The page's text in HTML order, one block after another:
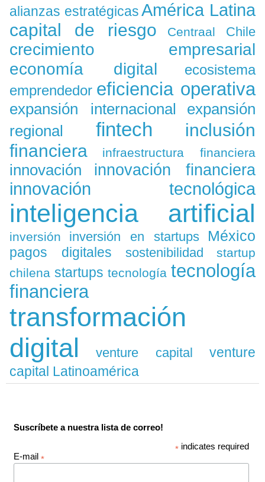
alianzas estratégicas América Latina
capital de riesgo Centraal Chile
crecimiento empresarial
economía digital
ecosistema
emprendedor eficiencia operativa
expansión internacional
expansión
regional
fintech
inclusión
financiera
infraestructura financiera
innovación innovación financiera
innovación tecnológica
inteligencia artificial
inversión inversión en startups México
pagos digitales sostenibilidad
startup
chilena startups tecnología tecnología
financiera
transformación
digital
venture capital
venture
capital Latinoamérica
Suscríbete a nuestra lista de correo!
* indicates required
E-mail *